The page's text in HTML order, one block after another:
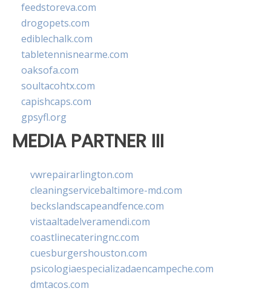
feedstoreva.com
drogopets.com
ediblechalk.com
tabletennisnearme.com
oaksofa.com
soultacohtx.com
capishcaps.com
gpsyfl.org
MEDIA PARTNER III
vwrepairarlington.com
cleaningservicebaltimore-md.com
beckslandscapeandfence.com
vistaaltadelveramendi.com
coastlinecateringnc.com
cuesburgershouston.com
psicologiaespecializadaencampeche.com
dmtacos.com